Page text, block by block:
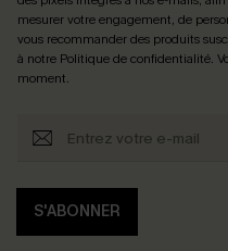
mesurer votre engagement, de
vous recommander des produits
à notre Politique de confidentialité.
moment.
S'ABONNER